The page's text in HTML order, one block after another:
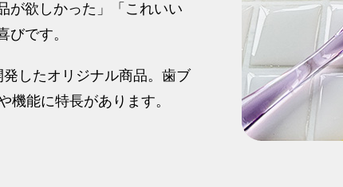
が欲しかった」「これいい
びです。
したオリジナル商品。歯ブ
機能に特長があります。